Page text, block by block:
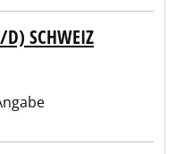
SCHWEIZ